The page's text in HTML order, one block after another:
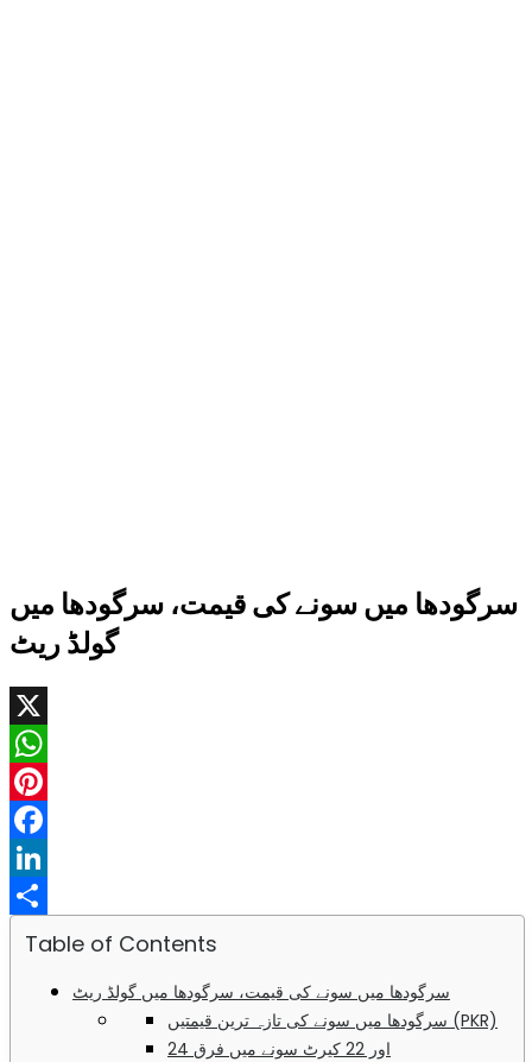
سرگودھا میں سونے کی قیمت، سرگودھا میں
گولڈ ریٹ
X
WhatsApp
Pinterest
Facebook
LinkedIn
Share
Table of Contents
سرگودھا میں سونے کی قیمت، سرگودھا میں گولڈ ریٹ
سرگودھا میں سونے کی تازہ ترین قیمتیں (PKR)
24 اور 22 کیرٹ سونے میں فرق